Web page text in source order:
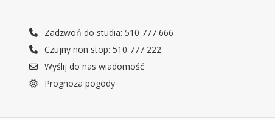
Zadzwoń do studia: 510 777 666
Czujny non stop: 510 777 222
Wyślij do nas wiadomość
Prognoza pogody